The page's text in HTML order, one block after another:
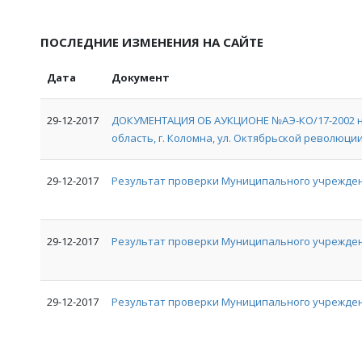
ПОСЛЕДНИЕ ИЗМЕНЕНИЯ НА САЙТЕ
Дата Документ
29-12-2017
ДОКУМЕНТАЦИЯ ОБ АУКЦИОНЕ №АЭ-КО/17-2002
область, г. Коломна, ул. Октябрьской
29-12-2017 Результат проверки Муниципального
29-12-2017 Результат проверки Муниципального
29-12-2017 Результат проверки Муниципального